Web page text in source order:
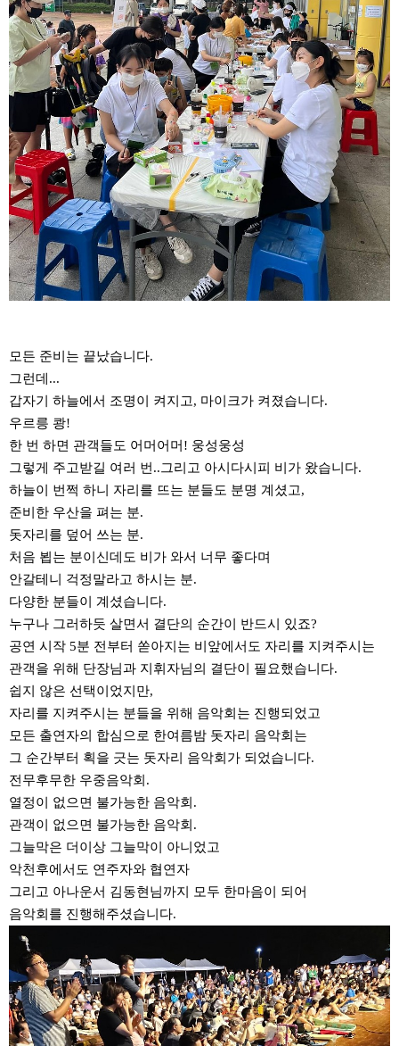
모든 준비는 끝났습니다.
그런데...
갑자기 하늘에서 조명이 켜지고, 마이크가 켜졌습니다.
우르릉 쾅!
한 번 하면 관객들도 어머어머! 웅성웅성
그렇게 주고받길 여러 번..그리고 아시다시피 비가 왔습니다.
하늘이 번쩍 하니 자리를 뜨는 분들도 분명 계셨고,
준비한 우산을 펴는 분.
돗자리를 덮어 쓰는 분.
처음 뵙는 분이신데도 비가 와서 너무 좋다며
안갈테니 걱정말라고 하시는 분.
다양한 분들이 계셨습니다.
누구나 그러하듯 살면서 결단의 순간이 반드시 있죠?
공연 시작 5분 전부터 쏟아지는 비앞에서도 자리를 지켜주시는
관객을 위해 단장님과 지휘자님의 결단이 필요했습니다.
쉽지 않은 선택이었지만,
자리를 지켜주시는 분들을 위해 음악회는 진행되었고
모든 출연자의 합심으로 한여름밤 돗자리 음악회는
그 순간부터 획을 긋는 돗자리 음악회가 되었습니다.
전무후무한 우중음악회.
열정이 없으면 불가능한 음악회.
관객이 없으면 불가능한 음악회.
그늘막은 더이상 그늘막이 아니었고
악천후에서도 연주자와 협연자
그리고 아나운서 김동현님까지 모두 한마음이 되어
음악회를 진행해주셨습니다.